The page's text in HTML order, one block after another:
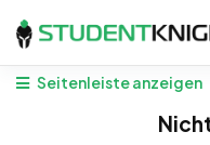
Seitenleiste anzeigen